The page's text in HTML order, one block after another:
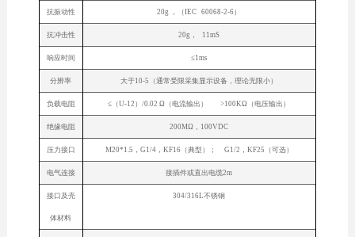
抗振动性 20g ，（IEC 60068-2-6）
抗冲击性 20g， 11mS
响应时间 ≤1ms
分辨率 大于10-5（通常受限采集显示设备，理论无限小）
负载电阻 ≤（U-12）/0.02 Ω（电流输出） >100KΩ（电压输出）
绝缘电阻 200MΩ，100VDC
压力接口 M20*1.5，G1/4，KF16（典型）； G1/2，KF25（可选）
电气连接 接插件或直出电缆2m
接口及壳
体材料
304/316L不锈钢